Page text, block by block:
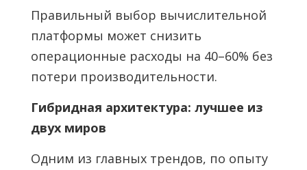
Правильный выбор вычислительной
платформы может снизить
операционные расходы на 40–60% без
потери производительности.
Гибридная архитектура: лучшее из
двух миров
Одним из главных трендов, по опыту